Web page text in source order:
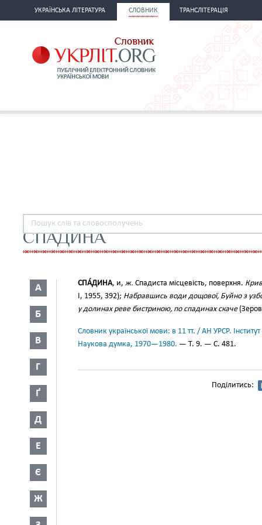
УКРАЇНСЬКА ЛІТЕРАТУРА СЛОВНИК ТРАНСЛІТЕРАЦІЯ
СПАДИНА
А
Б
В
Г
Ґ
Д
Е
Є
Ж
СПА́ДИНА, и, ж. Спадиста місцевість, поверхня.
І, 1955, 392); Набравшись води дощової, Буйно з
у долинах реве бистриною, по спадинах скаче
Словник української мови: в 11 тт. / АН УРСР.
Наукова думка, 1970—1980. — Т. 9. — С. 481.
Поділитись: